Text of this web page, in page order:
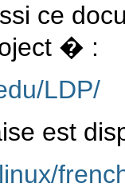
ce
� :
LDP/
est